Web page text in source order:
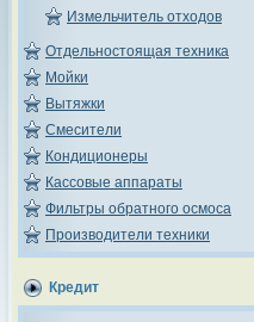
Измельчитель отходов
Отдельностоящая техника
Мойки
Вытяжки
Смесители
Кондиционеры
Кассовые аппараты
Фильтры обратного осмоса
Производители техники
Кредит